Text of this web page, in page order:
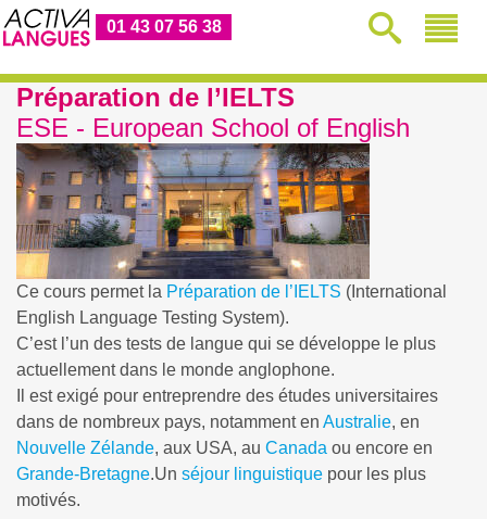
01 43 07 56 38
Préparation de l’IELTS
ESE - European School of English
Ce cours permet la Préparation de l’IELTS (International
English Language Testing System).
C’est l’un des tests de langue qui se développe le plus
actuellement dans le monde anglophone.
Il est exigé pour entreprendre des études universitaires
dans de nombreux pays, notamment en Australie, en
Nouvelle Zélande, aux USA, au Canada ou encore en
Grande-Bretagne.Un séjour linguistique pour les plus
motivés.